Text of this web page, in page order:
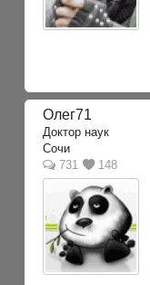
Олег71
Доктор наук
Сочи
731
148